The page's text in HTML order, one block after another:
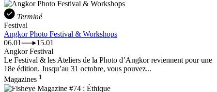
Terminé
Festival
Angkor Photo Festival & Workshops
06.01
15.01
Angkor Festival
Le Festival & les Ateliers de la Photo d’Angkor reviennent pour une
18e édition. Jusqu’au 31 octobre, vous pouvez...
Magazines 1